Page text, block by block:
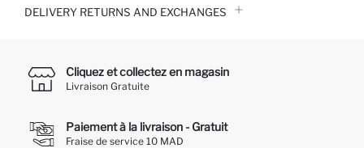
DELIVERY RETURNS AND EXCHANGES
Cliquez et collectez en magasin
Livraison Gratuite
Paiement à la livraison - Gratuit
Fraise de service 10 MAD